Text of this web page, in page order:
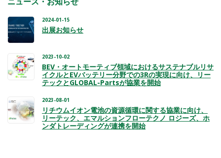
2024-01-15
出展お知らせ
2023-10-02
BEV・オートモーティブ領域におけるサステナブルリサ
イクルとEVバッテリー分野での3Rの実現に向け、リー
テックとGLOBAL-Partsが協業を開始
2023-08-01
リチウムイオン電池の資源循環に関する協業に向け、
リーテック、エマルションフローテクノ ロジーズ、ホ
ンダトレーディングが連携を開始